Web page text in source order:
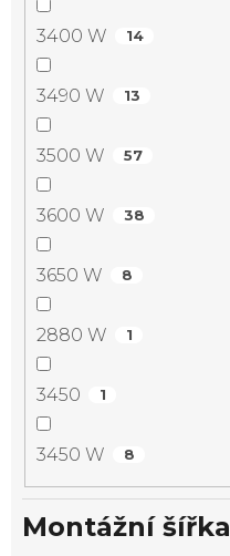
3400 W 14
3490 W 13
3500 W 57
3600 W 38
3650 W 8
2880 W 1
3450 1
3450 W 8
Montážní šířka